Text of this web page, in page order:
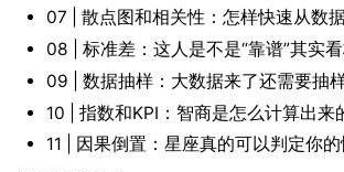
07 | 散点图和相关性：怎样快速从数
08 | 标准差：这人是不是“靠谱”其实
09 | 数据抽样：大数据来了还需要抽
10 | 指数和KPI：智商是怎么计算出来
11 | 因果倒置：星座真的可以判定你的